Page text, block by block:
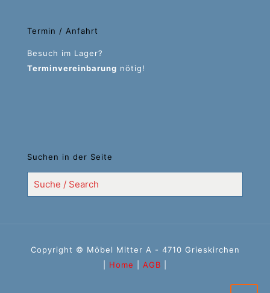
Termin / Anfahrt
Besuch im Lager?
Terminvereinbarung nötig!
Suchen in der Seite
Copyright © Möbel Mitter A - 4710 Grieskirchen
Home AGB